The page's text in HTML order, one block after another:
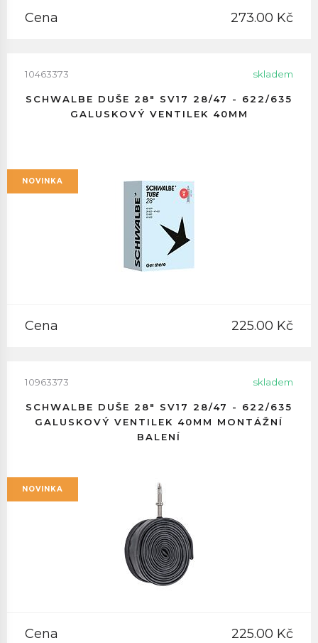
Cena 273.00 Kč
10463373 skladem
SCHWALBE DUŠE 28" SV17 28/47 - 622/635
GALUSKOVÝ VENTILEK 40MM
NOVINKA
Cena 225.00 Kč
10963373 skladem
SCHWALBE DUŠE 28" SV17 28/47 - 622/635
GALUSKOVÝ VENTILEK 40MM MONTÁŽNÍ
BALENÍ
NOVINKA
Cena 225.00 Kč